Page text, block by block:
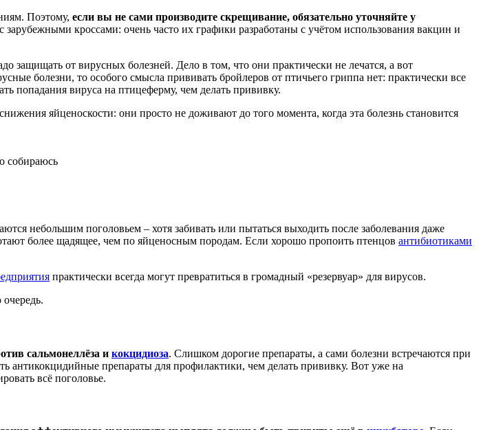
Поэтому, если вы не сами производите скрещивание, обязательно уточняйте у
кроссами: очень часто их графики разработаны с учётом использования вакцин и
защищать от вирусных болезней. Дело в том, что они практически не лечатся, а вот
болезни, то особого смысла прививать бройлеров от птичьего гриппа нет: практически все
попадания вируса на птицеферму, чем делать прививку.
яйценоскости: они просто не доживают до того момента, когда эта болезнь становится
собираюсь
небольшим поголовьем – хотя забивать или пытаться выходить после заболевания даже
более щадящее, чем по яйценосным породам. Если хорошо пропоить птенцов антибиотиками
практически всегда могут превратиться в громадный «резервуар» для вирусов.
сальмонеллёза и кокцидиоза. Слишком дорогие препараты, а сами болезни встречаются при
препараты для профилактики, чем делать прививку. Вот уже на
всё поголовье.